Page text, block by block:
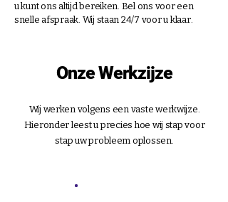
u kunt ons altijd bereiken. Bel ons voor een
snelle afspraak. Wij staan 24/7 voor u klaar.
Onze Werkzijze
Wij werken volgens een vaste werkwijze.
Hieronder leest u precies hoe wij stap voor
stap uw probleem oplossen.